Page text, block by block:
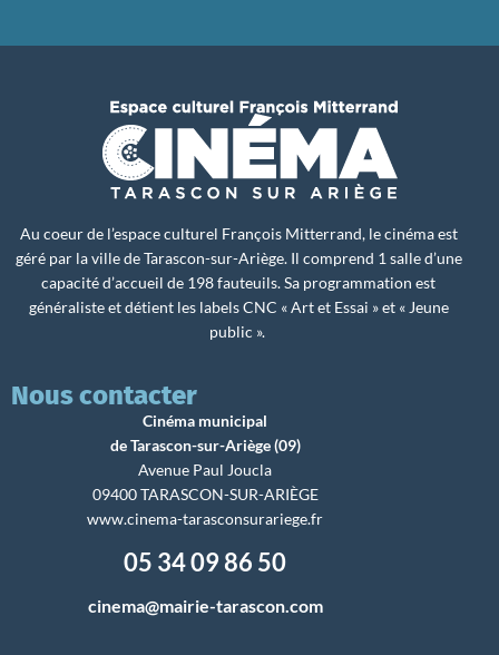
Au coeur de l’espace culturel François Mitterrand, le cinéma est
géré par la ville de Tarascon-sur-Ariège. Il comprend 1 salle d’une
capacité d’accueil de 198 fauteuils. Sa programmation est
généraliste et détient les labels CNC « Art et Essai » et « Jeune
public ».
Nous contacter
Cinéma municipal
de Tarascon-sur-Ariège (09)
Avenue Paul Joucla
09400 TARASCON-SUR-ARIÈGE
www.cinema-tarasconsurariege.fr
05 34 09 86 50
cinema@mairie-tarascon.com